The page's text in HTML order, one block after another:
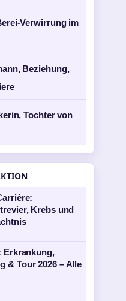
Verwirrung im
Beziehung,
Tochter von
Krebs und
Erkrankung,
& Tour 2026 – Alle